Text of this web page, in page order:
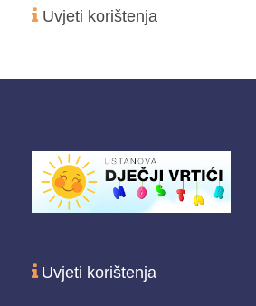
Uvjeti korištenja
Uvjeti korištenja